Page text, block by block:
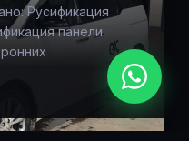
Русификация
панели